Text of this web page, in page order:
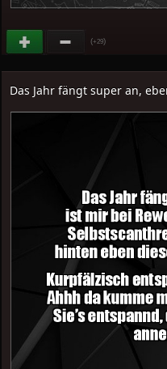
(+29)
Das Jahr fängt super an,